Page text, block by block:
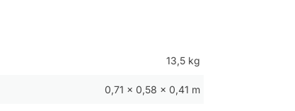
13,5 kg
0,71 × 0,58 × 0,41 m